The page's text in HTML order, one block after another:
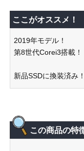
ここがオススメ！
2019年モデル！
第8世代Corei3搭載！
新品SSDに換装済み！
この商品の特